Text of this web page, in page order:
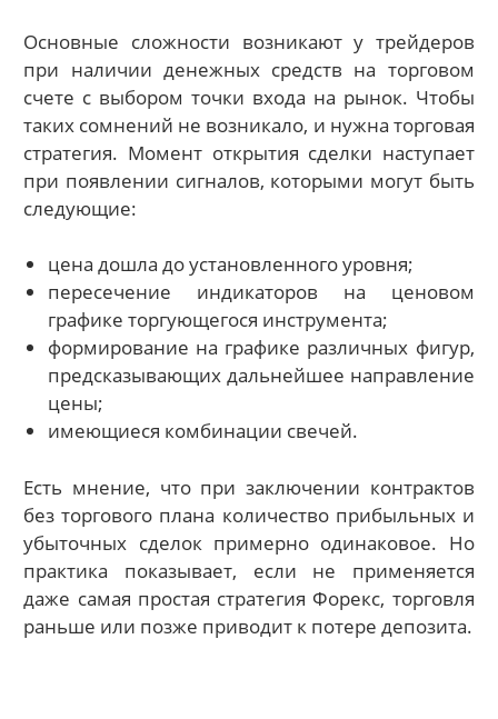
Основные сложности возникают у трейдеров
при наличии денежных средств на торговом
счете с выбором точки входа на рынок. Чтобы
таких сомнений не возникало, и нужна торговая
стратегия. Момент открытия сделки наступает
при появлении сигналов, которыми могут быть
следующие:
цена дошла до установленного уровня;
пересечение индикаторов на ценовом
графике торгующегося инструмента;
формирование на графике различных фигур,
предсказывающих дальнейшее направление
цены;
имеющиеся комбинации свечей.
Есть мнение, что при заключении контрактов
без торгового плана количество прибыльных и
убыточных сделок примерно одинаковое. Но
практика показывает, если не применяется
даже самая простая стратегия Форекс, торговля
раньше или позже приводит к потере депозита.